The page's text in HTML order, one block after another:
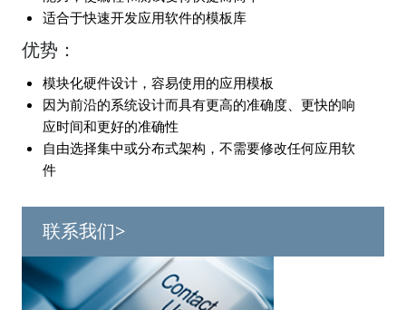
适合于快速开发应用软件的模板库
优势：
模块化硬件设计，容易使用的应用模板
因为前沿的系统设计而具有更高的准确度、更快的响
应时间和更好的准确性
自由选择集中或分布式架构，不需要修改任何应用软
件
联系我们>